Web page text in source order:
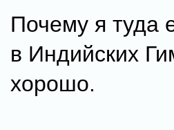
Почему я туда
в Индийских
хорошо.